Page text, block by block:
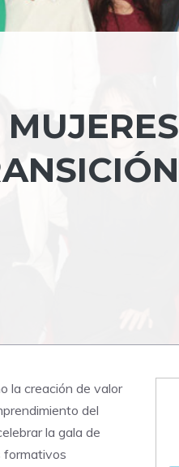
la creación de valor
del
la gala de
formativos